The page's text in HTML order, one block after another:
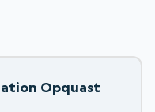
Opquast